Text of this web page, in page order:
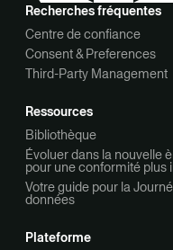
Recherches fréquentes
Centre de confiance
Consent & Preferences
Third-Party Management
Ressources
Bibliothèque
Évoluer dans la nouvelle
pour une conformité plus
Votre guide pour la
données
Plateforme